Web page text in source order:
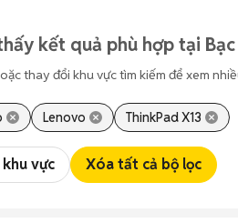
kết quả phù hợp tại
thay đổi khu vực tìm kiếm để xem
Lenovo ThinkPad X13
vực Xóa tất cả bộ lọc